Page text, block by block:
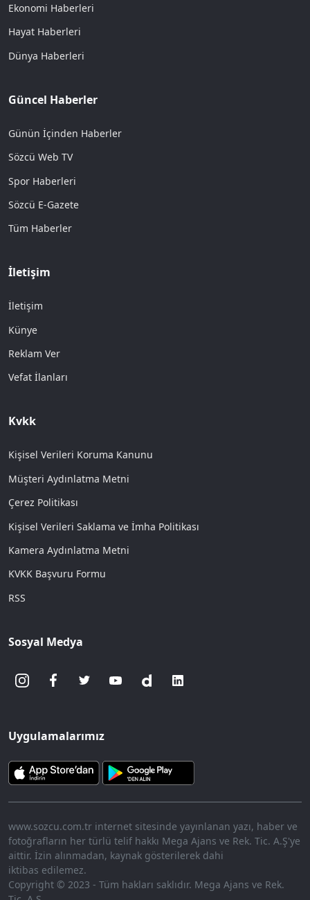
Ekonomi Haberleri
Hayat Haberleri
Dünya Haberleri
Güncel Haberler
Günün İçinden Haberler
Sözcü Web TV
Spor Haberleri
Sözcü E-Gazete
Tüm Haberler
İletişim
İletişim
Künye
Reklam Ver
Vefat İlanları
Kvkk
Kişisel Verileri Koruma Kanunu
Müşteri Aydınlatma Metni
Çerez Politikası
Kişisel Verileri Saklama ve İmha Politikası
Kamera Aydınlatma Metni
KVKK Başvuru Formu
RSS
Sosyal Medya
Uygulamalarımız
www.sozcu.com.tr internet sitesinde yayınlanan yazı, haber ve
fotoğrafların her türlü telif hakkı Mega Ajans ve Rek. Tic. A.Ş'ye
aittir. İzin alınmadan, kaynak gösterilerek dahi
iktibas edilemez.
Copyright © 2023 - Tüm hakları saklıdır. Mega Ajans ve Rek.